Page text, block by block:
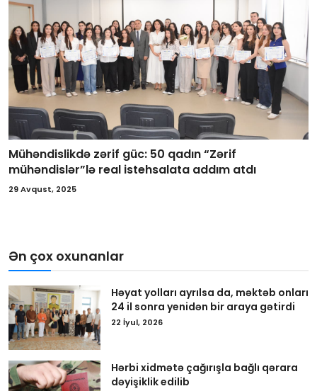
Mühəndislikdə zərif güc: 50 qadın “Zərif
mühəndislər”lə real istehsalata addım atdı
29 Avqust, 2025
Ən çox oxunanlar
Həyat yolları ayrılsa da, məktəb onları
24 il sonra yenidən bir araya gətirdi
22 İyul, 2026
Hərbi xidmətə çağırışla bağlı qərara
dəyişiklik edilib